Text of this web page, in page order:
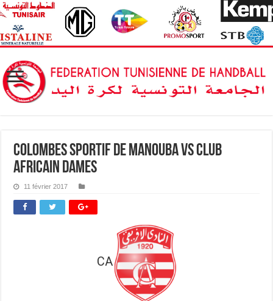
Colombes Sportif de Manouba vs Club
Africain dames
11 février 2017
CA